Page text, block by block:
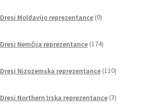
Dresi Moldavijo reprezentance 0izdelkov
Dresi Nemčija reprezentance 174izdelkov
Dresi Nizozemska reprezentance 110izdelkov
Dresi Northern Irska reprezentance 3izdelki